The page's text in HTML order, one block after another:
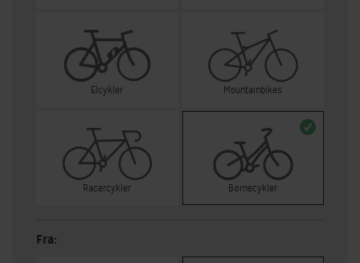
Elcykler Mountainbikes
Racercykler Børnecykler
Fra: